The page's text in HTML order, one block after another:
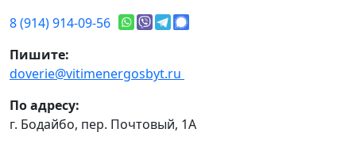
8 (914) 914-09-56
Пишите:
doverie@vitimenergosbyt.ru
По адресу:
г. Бодайбо, пер. Почтовый, 1А